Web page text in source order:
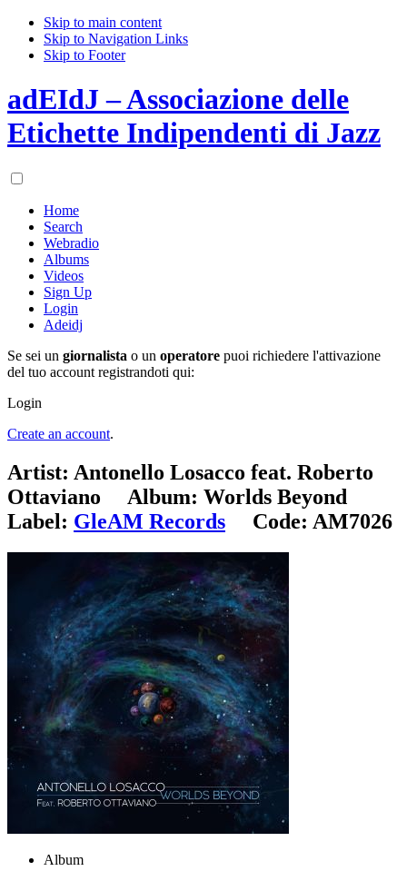
Skip to main content
Skip to Navigation Links
Skip to Footer
adEIdJ – Associazione delle
Etichette Indipendenti di Jazz
Home
Search
Webradio
Albums
Videos
Sign Up
Login
Adeidj
Se sei un giornalista o un operatore puoi richiedere l'attivazione
del tuo account registrandoti qui:
Login
Create an account.
Artist: Antonello Losacco feat. Roberto
Ottaviano Album: Worlds Beyond
Label: GleAM Records Code: AM7026
Album